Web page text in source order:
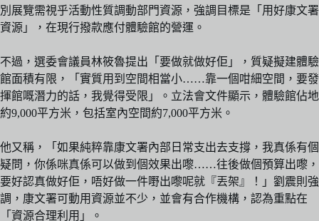
別展覽需視乎活動性質調動部門資源，強調目標是「用好康文署
資源」，在現行撥款應付體驗館的營運。
不過，選委會議員林筱魯提出「要做就做好佢」，質疑擬建體驗
館面積有限，「實質用到空間相當小……靠一個咁細空間，要發
揮館嘅潛力的話，我覺得受限」。立法會文件顯示，體驗館佔地
約9,000平方米，包括室內空間約7,000平方米。
他又稱，「如果純粹靠康文署內部日常支出去支撐，我真係有個
疑問，你係咪真係可以做到個效果出嚟……往後做個預算出嚟，
要好認真做好佢，唔好做一件嘢出嚟呢就『丟架』！」劉震則強
調，康文署可動用資源並不少，並會有合作機構，認為重點在
「資源合理利用」。